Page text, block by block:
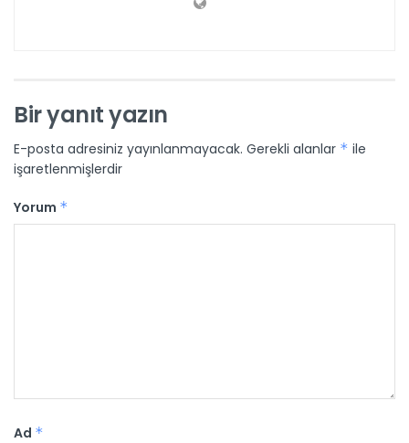
Bir yanıt yazın
E-posta adresiniz yayınlanmayacak. Gerekli alanlar * ile
işaretlenmişlerdir
Yorum *
Ad *